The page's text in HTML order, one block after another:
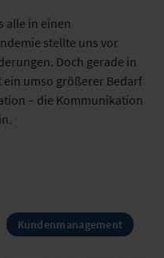
alle in einen
stellte uns vor
Doch gerade in
umso größerer Bedarf
– die Kommunikation
Kundenmanagement